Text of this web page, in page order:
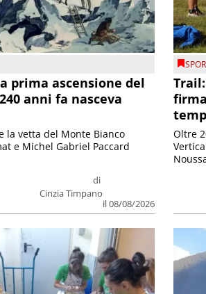
prima ascensione del
anni fa nasceva
di
Cinzia Timpano
il 08/08/2026
la vetta del Monte Bianco
e Michel Gabriel Paccard
Oltre